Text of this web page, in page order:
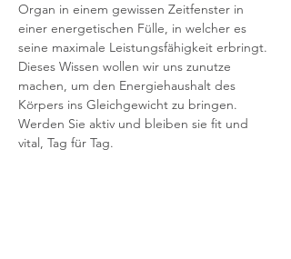
Organ in einem gewissen Zeitfenster in
einer energetischen Fülle, in welcher es
seine maximale Leistungsfähigkeit erbringt.
Dieses Wissen wollen wir uns zunutze
machen, um den Energiehaushalt des
Körpers ins Gleichgewicht zu bringen.
Werden Sie aktiv und bleiben sie fit und
vital, Tag für Tag.